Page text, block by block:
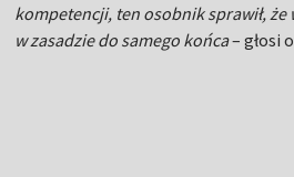
kompetencji, ten osobnik sprawił,
w zasadzie do samego końca– głosi